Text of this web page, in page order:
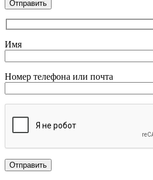
Имя
Номер телефона или почта